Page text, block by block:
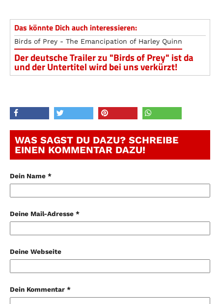
Das könnte Dich auch interessieren:
Birds of Prey - The Emancipation of Harley Quinn
Der deutsche Trailer zu "Birds of Prey" ist da
und der Untertitel wird bei uns verkürzt!
WAS SAGST DU DAZU? SCHREIBE
EINEN KOMMENTAR DAZU!
Dein Name *
Deine Mail-Adresse *
Deine Webseite
Dein Kommentar *